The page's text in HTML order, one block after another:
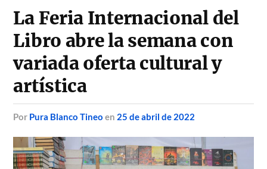
La Feria Internacional del
Libro abre la semana con
variada oferta cultural y
artística
por Pura Blanco Tineo en 25 de abril de 2022